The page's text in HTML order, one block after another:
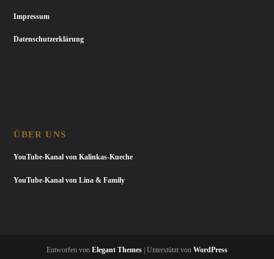
Impressum
Datenschutzerklärung
ÜBER UNS
YouTube-Kanal von Kalinkas-Kueche
YouTube-Kanal von Lina & Family
Entworfen von Elegant Themes | Unterstützt von WordPress